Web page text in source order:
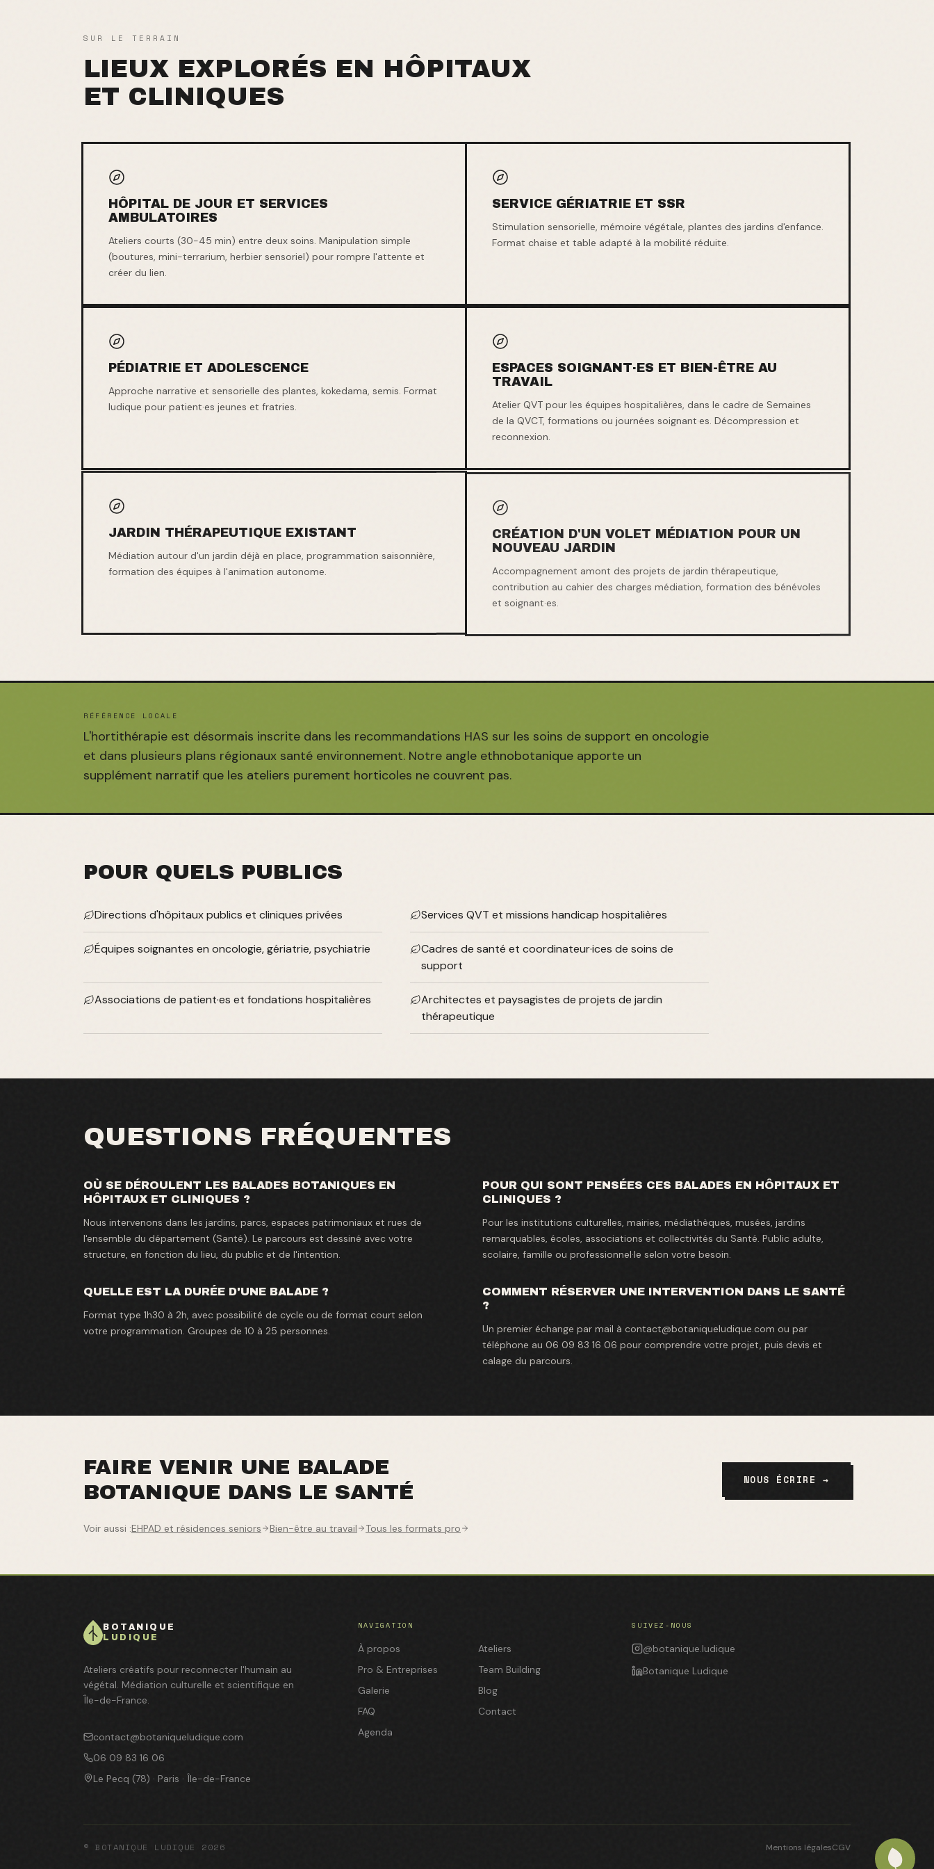
SUR LE TERRAIN
LIEUX EXPLORÉS EN HÔPITAUX
ET CLINIQUES
HÔPITAL DE JOUR ET SERVICES
AMBULATOIRES
Ateliers courts (30-45 min) entre deux soins. Manipulation simple
(boutures, mini-terrarium, herbier sensoriel) pour rompre l'attente et
créer du lien.
SERVICE GÉRIATRIE ET SSR
Stimulation sensorielle, mémoire végétale, plantes des jardins d'enfance.
Format chaise et table adapté à la mobilité réduite.
PÉDIATRIE ET ADOLESCENCE
Approche narrative et sensorielle des plantes, kokedama, semis. Format
ludique pour patient·es jeunes et fratries.
ESPACES SOIGNANT·ES ET BIEN-ÊTRE AU
TRAVAIL
Atelier QVT pour les équipes hospitalières, dans le cadre de Semaines
de la QVCT, formations ou journées soignant·es. Décompression et
reconnexion.
JARDIN THÉRAPEUTIQUE EXISTANT
Médiation autour d'un jardin déjà en place, programmation saisonnière,
formation des équipes à l'animation autonome.
CRÉATION D'UN VOLET MÉDIATION POUR UN
NOUVEAU JARDIN
Accompagnement amont des projets de jardin thérapeutique,
contribution au cahier des charges médiation, formation des bénévoles
et soignant·es.
RÉFÉRENCE LOCALE
L'hortithérapie est désormais inscrite dans les recommandations HAS sur les soins de support en oncologie
et dans plusieurs plans régionaux santé environnement. Notre angle ethnobotanique apporte un
supplément narratif que les ateliers purement horticoles ne couvrent pas.
POUR QUELS PUBLICS
Directions d'hôpitaux publics et cliniques privées Services QVT et missions handicap hospitalières
Équipes soignantes en oncologie, gériatrie, psychiatrie
Cadres de santé et coordinateur·ices de soins de
support
Associations de patient·es et fondations hospitalières
Architectes et paysagistes de projets de jardin
thérapeutique
QUESTIONS FRÉQUENTES
OÙ SE DÉROULENT LES BALADES BOTANIQUES EN
HÔPITAUX ET CLINIQUES ?
Nous intervenons dans les jardins, parcs, espaces patrimoniaux et rues de
l'ensemble du département (Santé). Le parcours est dessiné avec votre
structure, en fonction du lieu, du public et de l'intention.
POUR QUI SONT PENSÉES CES BALADES EN HÔPITAUX ET
CLINIQUES ?
Pour les institutions culturelles, mairies, médiathèques, musées, jardins
remarquables, écoles, associations et collectivités du Santé. Public adulte,
scolaire, famille ou professionnel·le selon votre besoin.
QUELLE EST LA DURÉE D'UNE BALADE ?
Format type 1h30 à 2h, avec possibilité de cycle ou de format court selon
votre programmation. Groupes de 10 à 25 personnes.
COMMENT RÉSERVER UNE INTERVENTION DANS LE SANTÉ
?
Un premier échange par mail à contact@botaniqueludique.com ou par
téléphone au 06 09 83 16 06 pour comprendre votre projet, puis devis et
calage du parcours.
FAIRE VENIR UNE BALADE
BOTANIQUE DANS LE SANTÉ
NOUS ÉCRIRE →
Voir aussi :EHPAD et résidences seniors Bien-être au travail Tous les formats pro
BOTANIQUE
LUDIQUE
Ateliers créatifs pour reconnecter l'humain au
végétal. Médiation culturelle et scientifique en
Île-de-France.
contact@botaniqueludique.com
06 09 83 16 06
Le Pecq (78) · Paris · Île-de-France
NAVIGATION
À propos
Ateliers
Pro & Entreprises
Team Building
Galerie
Blog
FAQ
Contact
Agenda
SUIVEZ-NOUS
@botanique.ludique
Botanique Ludique
© BOTANIQUE LUDIQUE 2026 Mentions légalesCGV